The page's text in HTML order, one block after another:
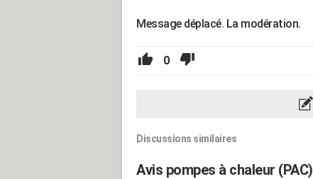
Message déplacé. La modération.
0
Discussions similaires
Avis pompes à chaleur (PAC)